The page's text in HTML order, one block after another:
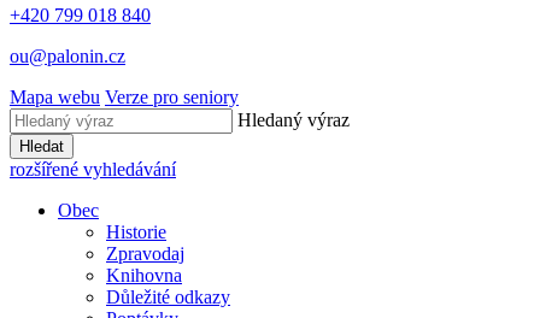
+420 799 018 840
ou@palonin.cz
Mapa webu Verze pro seniory
Hledaný výraz
Hledat
rozšířené vyhledávání
Obec
Historie
Zpravodaj
Knihovna
Důležité odkazy